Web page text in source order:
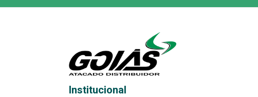
Institucional